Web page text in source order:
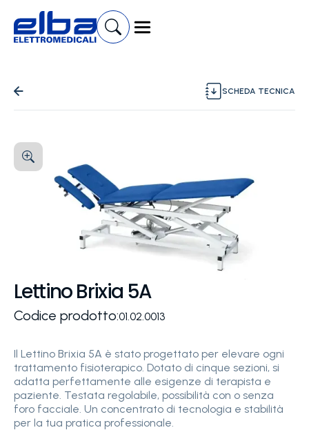
SCHEDA TECNICA
Lettino Brixia 5A
Codice prodotto:01.02.0013
Il Lettino Brixia 5A è stato progettato per elevare ogni
trattamento fisioterapico. Dotato di cinque sezioni, si
adatta perfettamente alle esigenze di terapista e
paziente. Testata regolabile, possibilità con o senza
foro facciale. Un concentrato di tecnologia e stabilità
per la tua pratica professionale.